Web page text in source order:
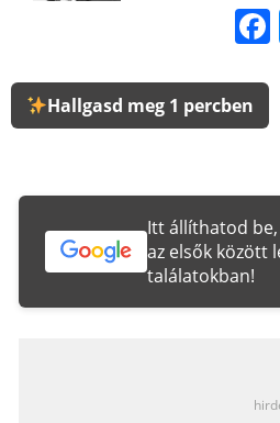
Hallgasd meg 1 percben
Itt állíthatod be,
az elsők között
találatokban!